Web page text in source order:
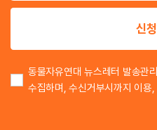
신
동물자유연대 뉴스레터 발송관
수집하며, 수신거부시까지 이용